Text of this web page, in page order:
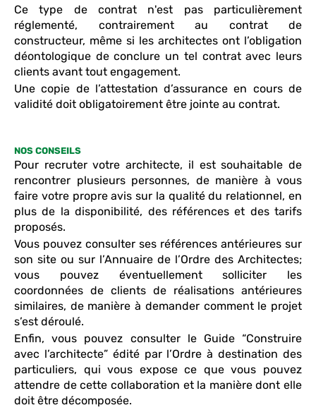
Ce type de contrat n'est pas particulièrement
réglementé, contrairement au contrat de
constructeur, même si les architectes ont l’obligation
déontologique de conclure un tel contrat avec leurs
clients avant tout engagement.
Une copie de l’attestation d’assurance en cours de
validité doit obligatoirement être jointe au contrat.
NOS CONSEILS
Pour recruter votre architecte, il est souhaitable de
rencontrer plusieurs personnes, de manière à vous
faire votre propre avis sur la qualité du relationnel, en
plus de la disponibilité, des références et des tarifs
proposés.
Vous pouvez consulter ses références antérieures sur
son site ou sur l’Annuaire de l’Ordre des Architectes;
vous pouvez éventuellement solliciter les
coordonnées de clients de réalisations antérieures
similaires, de manière à demander comment le projet
s’est déroulé.
Enfin, vous pouvez consulter le Guide “Construire
avec l’architecte” édité par l’Ordre à destination des
particuliers, qui vous expose ce que vous pouvez
attendre de cette collaboration et la manière dont elle
doit être décomposée.